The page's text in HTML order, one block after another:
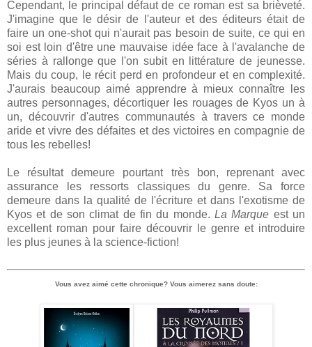
Cependant, le principal défaut de ce roman est sa brièveté.
J'imagine que le désir de l'auteur et des éditeurs était de
faire un one-shot qui n'aurait pas besoin de suite, ce qui en
soi est loin d'être une mauvaise idée face à l'avalanche de
séries à rallonge que l'on subit en littérature de jeunesse.
Mais du coup, le récit perd en profondeur et en complexité.
J'aurais beaucoup aimé apprendre à mieux connaître les
autres personnages, décortiquer les rouages de Kyos un à
un, découvrir d'autres communautés à travers ce monde
aride et vivre des défaites et des victoires en compagnie de
tous les rebelles!
Le résultat demeure pourtant très bon, reprenant avec
assurance les ressorts classiques du genre. Sa force
demeure dans la qualité de l'écriture et dans l'exotisme de
Kyos et de son climat de fin du monde. La Marque est un
excellent roman pour faire découvrir le genre et introduire
les plus jeunes à la science-fiction!
Vous avez aimé cette chronique? Vous aimerez sans doute: